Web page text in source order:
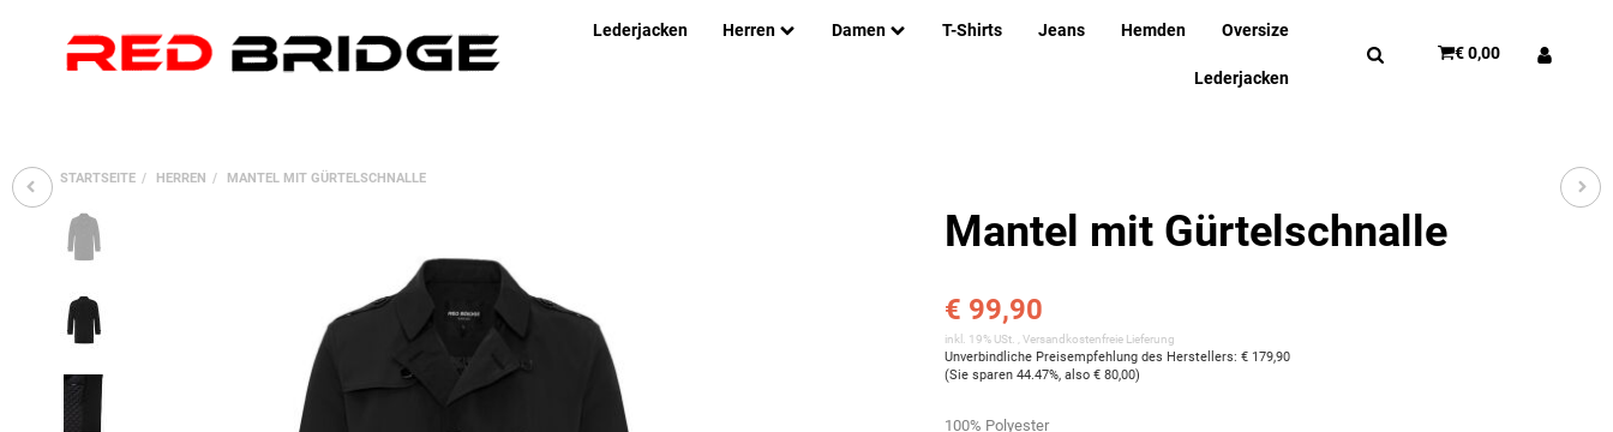
Lederjacken Herren Damen T-Shirts Jeans Hemden Oversize
Lederjacken
€ 0,00
STARTSEITE HERREN MANTEL MIT GÜRTELSCHNALLE
Mantel mit Gürtelschnalle
€ 99,90
inkl. 19% USt. ,Versandkostenfreie Lieferung
Unverbindliche Preisempfehlung des Herstellers:€ 179,90
(Sie sparen44.47%, also€ 80,00)
100% Polyester